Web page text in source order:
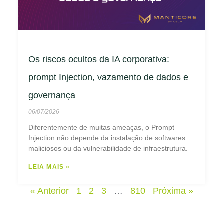
Os riscos ocultos da IA corporativa:
prompt Injection, vazamento de dados e
governança
06/07/2026
Diferentemente de muitas ameaças, o Prompt
Injection não depende da instalação de softwares
maliciosos ou da vulnerabilidade de infraestrutura.
LEIA MAIS »
« Anterior 1 2 3 … 810 Próxima »